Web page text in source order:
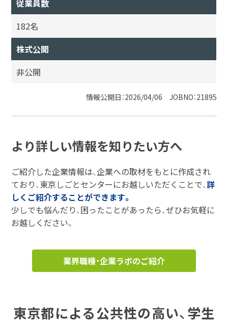
従業員数
182名
株式公開
非公開
情報公開日：2026/04/06 JOBNO：21895
より詳しい情報を知りたい方へ
ご紹介した企業情報は、企業への取材をもとに作成され
ており、東京しごとセンターにお越しいただくことで、詳
しくご紹介することができます。
少しでも悩んだり、困ったことがあったら、ぜひお気軽に
お越しください。
業界職種・企業ラボのご紹介
東京都による公共性の高い、学生